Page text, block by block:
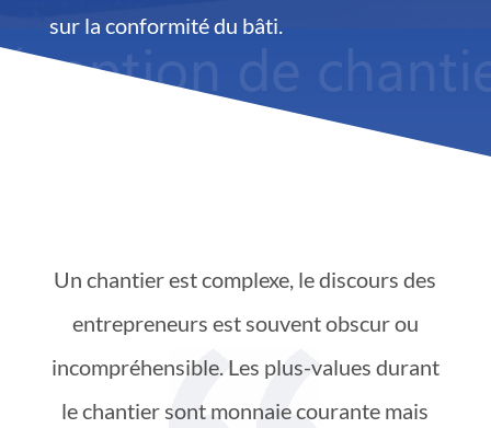
sur la conformité du bâti.
Un chantier est complexe, le discours des
entrepreneurs est souvent obscur ou
incompréhensible. Les plus-values durant
le chantier sont monnaie courante mais